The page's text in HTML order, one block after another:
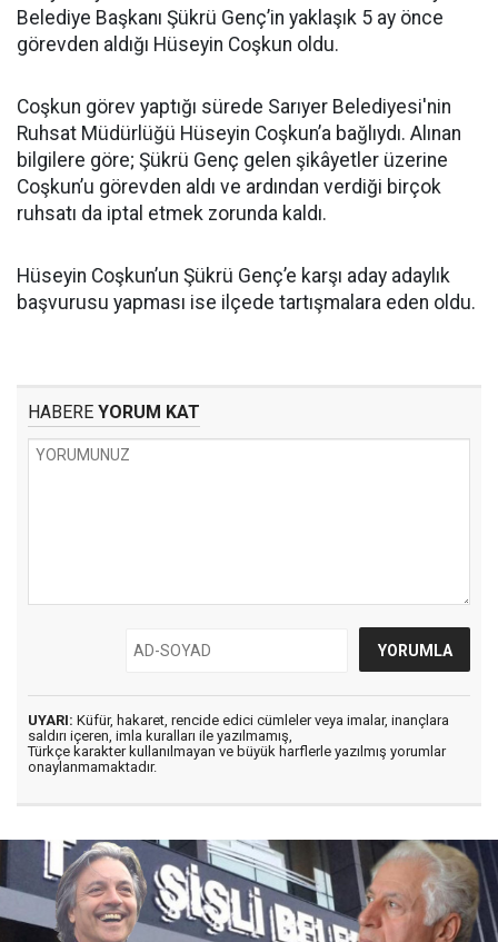
Belediye Başkanı Şükrü Genç’in yaklaşık 5 ay önce
görevden aldığı Hüseyin Coşkun oldu.
Coşkun görev yaptığı sürede Sarıyer Belediyesi'nin
Ruhsat Müdürlüğü Hüseyin Coşkun’a bağlıydı. Alınan
bilgilere göre; Şükrü Genç gelen şikâyetler üzerine
Coşkun’u görevden aldı ve ardından verdiği birçok
ruhsatı da iptal etmek zorunda kaldı.
Hüseyin Coşkun’un Şükrü Genç’e karşı aday adaylık
başvurusu yapması ise ilçede tartışmalara eden oldu.
HABERE YORUM KAT
UYARI: Küfür, hakaret, rencide edici cümleler veya imalar, inançlara
saldırı içeren, imla kuralları ile yazılmamış,
Türkçe karakter kullanılmayan ve büyük harflerle yazılmış yorumlar
onaylanmamaktadır.